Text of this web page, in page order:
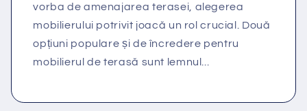
vorba de amenajarea terasei, alegerea
mobilierului potrivit joacă un rol crucial. Două
opțiuni populare și de încredere pentru
mobilierul de terasă sunt lemnul...